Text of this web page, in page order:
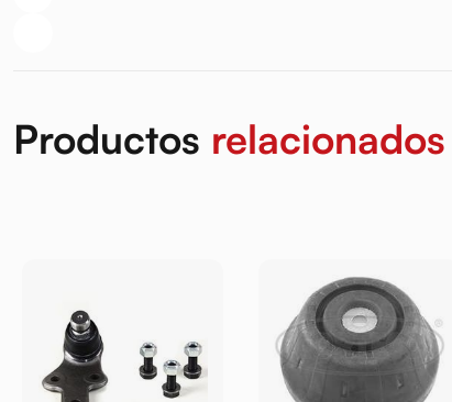
Productos relacionados